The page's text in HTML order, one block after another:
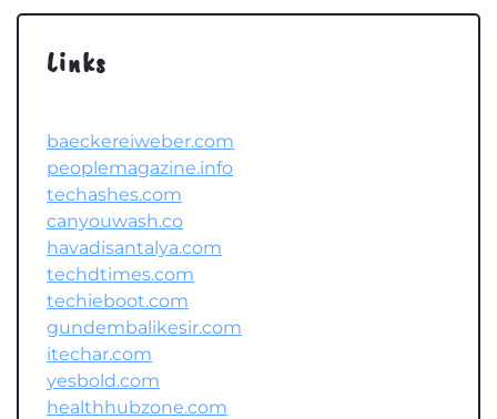
Links
baeckereiweber.com
peoplemagazine.info
techashes.com
canyouwash.co
havadisantalya.com
techdtimes.com
techieboot.com
gundembalikesir.com
itechar.com
yesbold.com
healthhubzone.com